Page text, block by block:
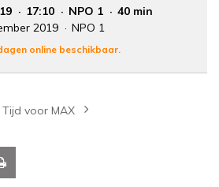
17:10 NPO 1
40 min
2019
NPO 1
online beschikbaar.
Tijd voor MAX